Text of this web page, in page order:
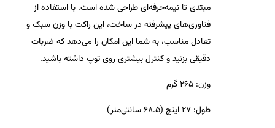
مبتدی تا نیمه‌حرفه‌ای طراحی شده است. با استفاده از
فناوری‌های پیشرفته در ساخت، این راکت با وزن سبک و
تعادل مناسب، به شما این امکان را می‌دهد که ضربات
دقیقی بزنید و کنترل بیشتری روی توپ داشته باشید.
وزن: 265 گرم
طول: 27 اینچ (68.5 سانتی‌متر)